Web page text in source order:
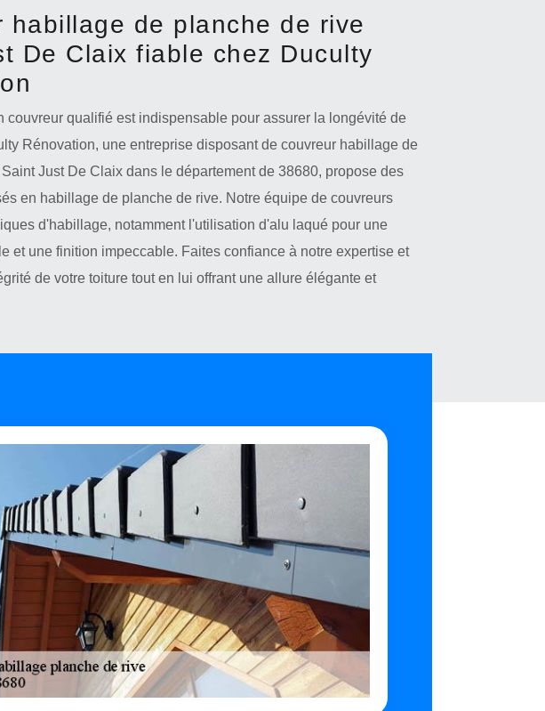
habillage de planche de rive
De Claix fiable chez Duculty
couvreur qualifié est indispensable pour assurer la longévité de
Rénovation, une entreprise disposant de couvreur habillage de
Just De Claix dans le département de 38680, propose des
en habillage de planche de rive. Notre équipe de couvreurs
d'habillage, notamment l'utilisation d'alu laqué pour une
et une finition impeccable. Faites confiance à notre expertise et
de votre toiture tout en lui offrant une allure élégante et